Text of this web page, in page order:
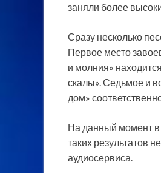
заняли более
Сразу несколько
Первое место
и молния»
скалы». Седьмое и
дом»
На данный момент в
таких результатов
аудиосервиса.